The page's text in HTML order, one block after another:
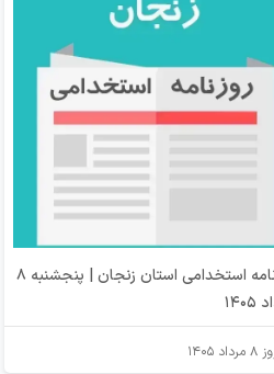
روزنامه استخدامی استان زنجان | پنجشنبه 8
مرداد ۱۴۰۵